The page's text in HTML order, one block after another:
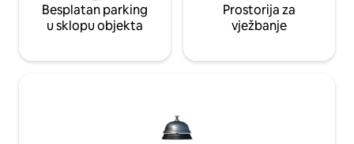
Besplatan parking
u sklopu objekta
Prostorija za
vježbanje